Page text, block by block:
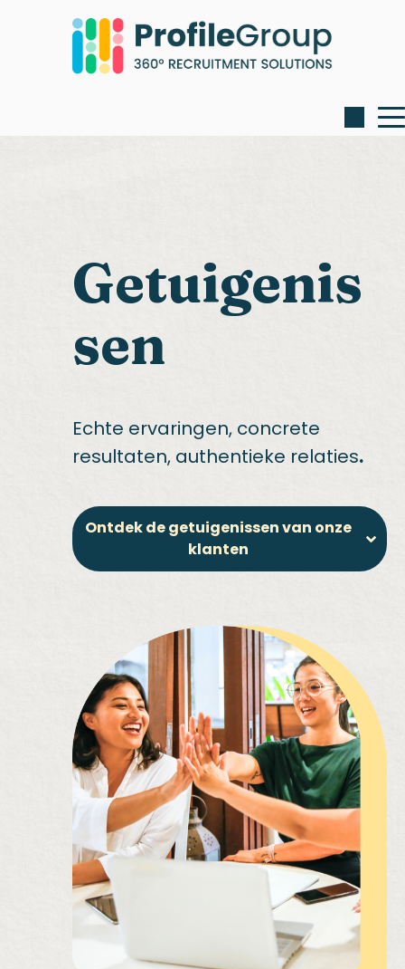
Getuigenis
sen
Echte ervaringen, concrete
resultaten, authentieke relaties.
Ontdek de getuigenissen van onze
klanten